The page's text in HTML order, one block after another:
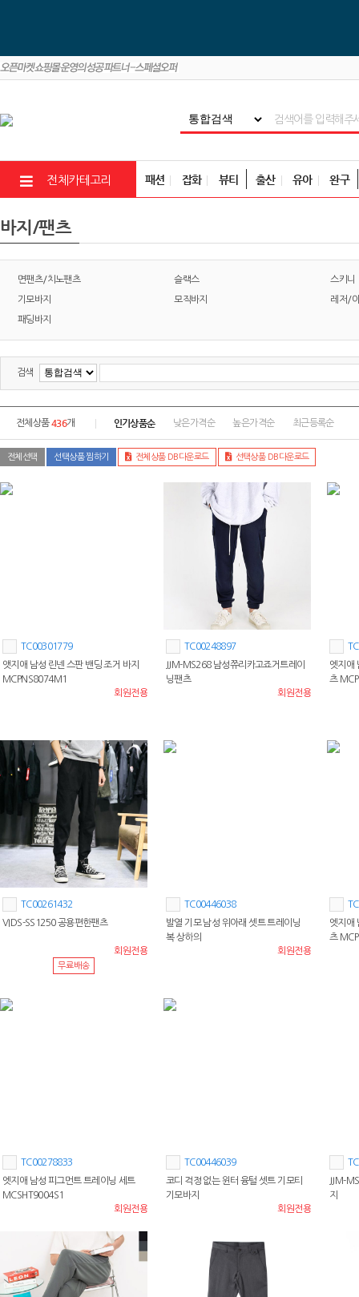
전체카테고리 패션 잡화 뷰티 출산 유아 완구
바지/팬츠
면팬츠/치노팬츠 슬랙스 스키니
기모바지 모직바지 레저/
패딩바지
검색
전체상품436개 인기상품순 낮은가격순 높은가격순 최근등록순
전체선택 선택상품 찜하기 전체상품 DB다운로드 선택상품 DB다운로드
TC00301779
앳지애 남성 린넨 스판 밴딩 조거 바지
MCPNS8074M1
회원전용
TC00248897
JJM-MS268 남성쮸리카고죠거트레이
닝팬츠
회원전용
엣지애
츠
TC00261432
VIDS-SS1250 공용편한팬츠
회원전용
무료배송
TC00446038
발열 기모 남성 위아래 셋트 트레이닝
복 상하의
회원전용
엣지애
츠
TC00278833
엣지애 남성 피그먼트 트레이닝 세트
MCSHT9004S1
회원전용
TC00446039
코디 걱정 없는 윈터 융털 셋트 기모티
기모바지
회원전용
JJM-
지